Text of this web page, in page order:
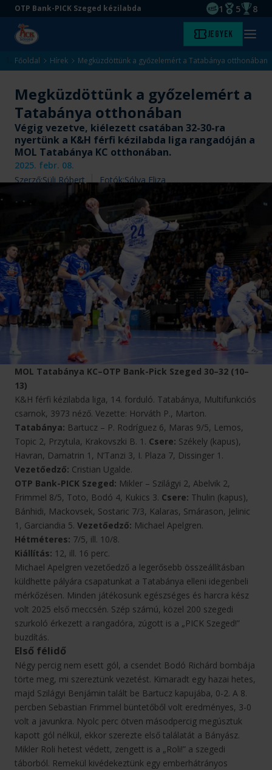
Ugrás
tartalomra
Ugrás
aljára
OTP Bank-PICK Szeged kézilabda
EHF
1
Magyar
5 8
Kezdőlap Jegyek Menü
Főoldal Hírek Megküzdöttünk a győzelemért a Tatabánya otthonában
Megküzdöttünk a győzelemért a
Tatabánya otthonában
Végig vezetve, kiélezett csatában 32-30-ra
nyertünk a K&H férfi kézilabda liga rangadóján a
MOL Tatabánya KC otthonában.
2025. febr. 08.
Szerző:Süli Róbert Fotók:Sólya Eliza
MOL Tatabánya KC–OTP Bank-Pick Szeged 30–32 (10–
13)
K&H férfi kézilabda liga, 14. forduló. Tatabánya, Multifunkciós
csarnok, 3973 néző. Vezette: Horváth P., Marton.
Tatabánya: Bartucz – P. Rodríguez 6, Maras 9/5, Lemos,
Topic 2, Przytula, Krakovszki B. 1. Csere: Székely (kapus),
Havran, Damatrin 1, N’Tanzi 3, I. Plaza 7, Dissinger 1.
Vezetőedző: Cristian Ugalde.
OTP Bank-PICK Szeged: Mikler – Szilágyi 2, Abelvik 2,
Frimmel 8/5, Toto, Bodó 4, Kukics 3. Csere: Thulin (kapus),
Bánhidi, Mackovsek, Sostaric 7/3, Kalaras, Smárason, Jelinic
1, Garciandia 5. Vezetőedző: Michael Apelgren.
Hétméteres: 7/5, ill. 10/8.
Kiállítás: 12, ill. 16 perc.
Michael Apelgren vezetőedző a legerősebb összeállításban
küldhette pályára csapatunkat a Tatabánya elleni idegenbeli
mérkőzésen. Minden játékosunk egészséges és harcra kész
volt 2025 első meccsén. Szép számú, közel 200 szegedi
szurkoló érkezett a rangadóra, zúgott is a „PICK Szeged!”
buzdítás.
Első félidő
Négy percig nem esett gól, a csendet Bodó Richárd bombája
törte meg, mi szereztünk vezetést. Kimaradt egy hazai hetes,
majd Szilágyi Benjámin talált be Bartucz kapujába, 0-2. A 8.
percben Sebastian Frimmel büntetőből volt eredményes, 3-0
volt a javunkra. Nyolc perc ötven másodpercig megúsztuk
kapott gól nélkül, ekkor szerezte első találatát a Bányász.
Mikler Roli hetest védett, zengett is a „Roli!” a szegedi
táborból. Remekül kivédekeztünk egy emberhátrányos